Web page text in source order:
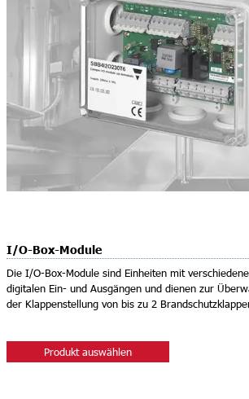
I/O-Box-Module
Die I/O-Box-Module sind Einheiten mit
digitalen Ein- und Ausgängen und dienen zur
der Klappenstellung von bis zu 2
Produkt auswählen